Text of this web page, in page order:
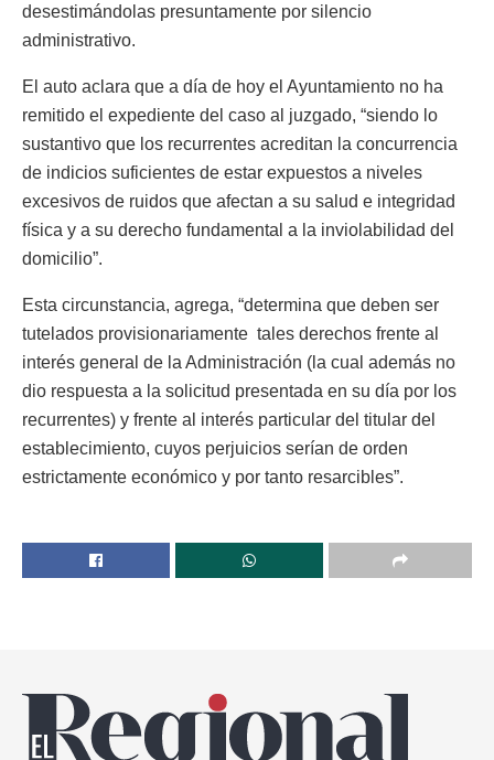
desestimándolas presuntamente por silencio
administrativo.
El auto aclara que a día de hoy el Ayuntamiento no ha
remitido el expediente del caso al juzgado, “siendo lo
sustantivo que los recurrentes acreditan la concurrencia
de indicios suficientes de estar expuestos a niveles
excesivos de ruidos que afectan a su salud e integridad
física y a su derecho fundamental a la inviolabilidad del
domicilio”.
Esta circunstancia, agrega, “determina que deben ser
tutelados provisionariamente tales derechos frente al
interés general de la Administración (la cual además no
dio respuesta a la solicitud presentada en su día por los
recurrentes) y frente al interés particular del titular del
establecimiento, cuyos perjuicios serían de orden
estrictamente económico y por tanto resarcibles”.